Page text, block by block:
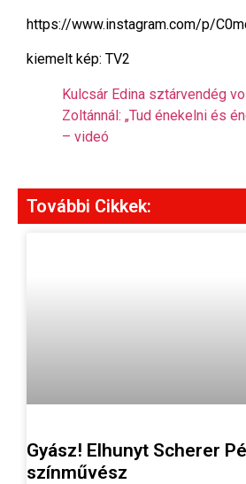
https://www.instagram.com/p/
kiemelt kép: TV2
Kulcsár Edina sztárvendég
Zoltánnál: „Tud énekelni és
– videó
További Cikkek:
Gyász! Elhunyt Scherer
színművész